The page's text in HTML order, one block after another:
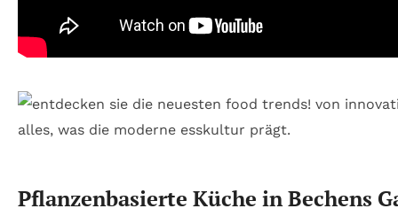
Pflanzenbasierte Küche in Bechens